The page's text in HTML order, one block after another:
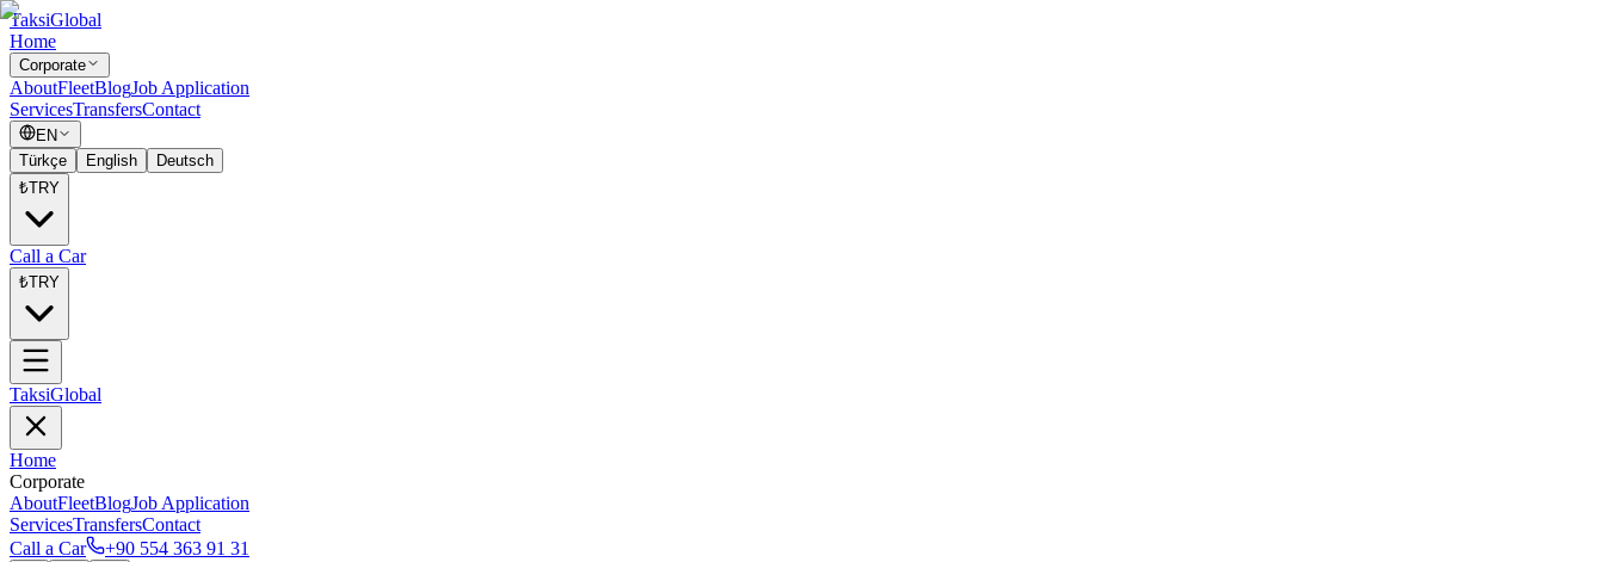
TaksiGlobal
Home
Corporate
AboutFleetBlogJob Application
ServicesTransfersContact
EN
Türkçe
English
Deutsch
₺TRY
Call a Car
₺TRY
TaksiGlobal
Home
Corporate
AboutFleetBlogJob Application
ServicesTransfersContact
Call a Car
+90 554 363 91 31